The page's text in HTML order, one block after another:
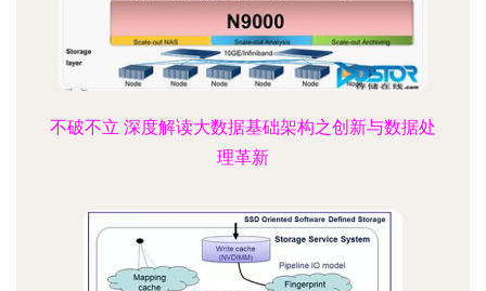
不破不立 深度解读大数据基础架构之创新与数据处
理革新